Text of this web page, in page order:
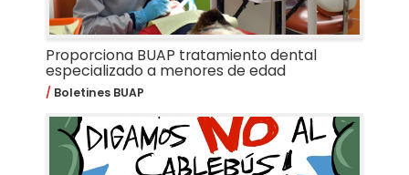
Proporciona BUAP tratamiento dental
especializado a menores de edad
Boletines BUAP